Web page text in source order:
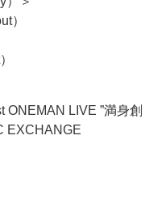
）
ONEMAN LIVE ”満身創
EXCHANGE